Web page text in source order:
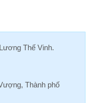
Thế Vinh.
Thành phố